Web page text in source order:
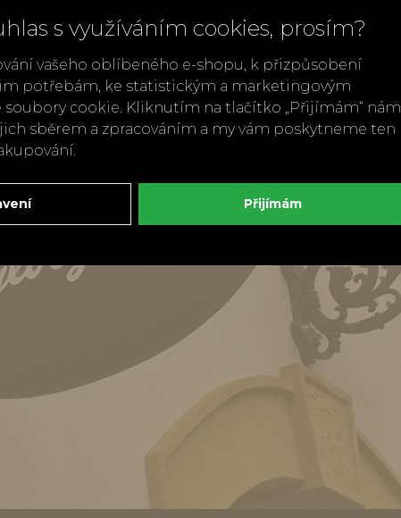
s využíváním cookies, prosím?
vašeho oblíbeného e-shopu, k přizpůsobení
potřebám, ke statistickým a marketingovým
cookie. Kliknutím na tlačítko „Přijímám“ nám
sběrem a zpracováním a my vám poskytneme ten
Přijímám